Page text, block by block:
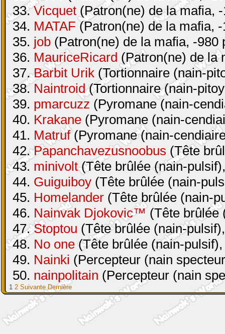
33.Vicquet (Patron(ne) de la mafia,
34. MATAF (Patron(ne) de la mafia,
35. job (Patron(ne) de la mafia, -980
36. MauriceRicard (Patron(ne) de la
37.Barbit Urik (Tortionnaire (nain-
38. Naintroid(Tortionnaire (nain-
39. pmarcuzz (Pyromane (nain-
40. Krakane (Pyromane (nain-
41. Matruf(Pyromane (nain-
42.Papanchavezusnoobus (Tête
43. minivolt(Tête brûlée (nain-
44. Guiguiboy (Tête brûlée (nain-
45. Homelander (Tête brûlée (nain-
46. Nainvak Djokovic™(Tête brûlée
47.Stoptou (Tête brûlée (nain-
48. No one (Tête brûlée (nain-
49. Nainki (Percepteur (nain
50. nainpolitain (Percepteur (nain
1 2 Suivante Dernière